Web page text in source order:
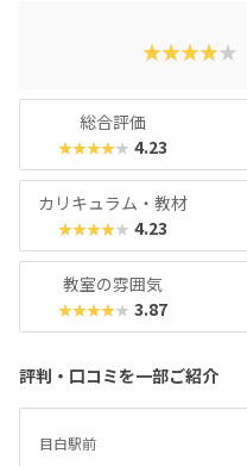
★★★★★
総合評価
★★★★★ 4.23
カリキュラム・教材
★★★★★ 4.23
教室の雰囲気
★★★★★ 3.87
評判・口コミを一部ご紹介
目白駅前